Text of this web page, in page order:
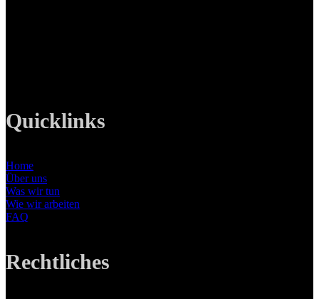
Quicklinks
Home
Über uns
Was wir tun
Wie wir arbeiten
FAQ
Rechtliches